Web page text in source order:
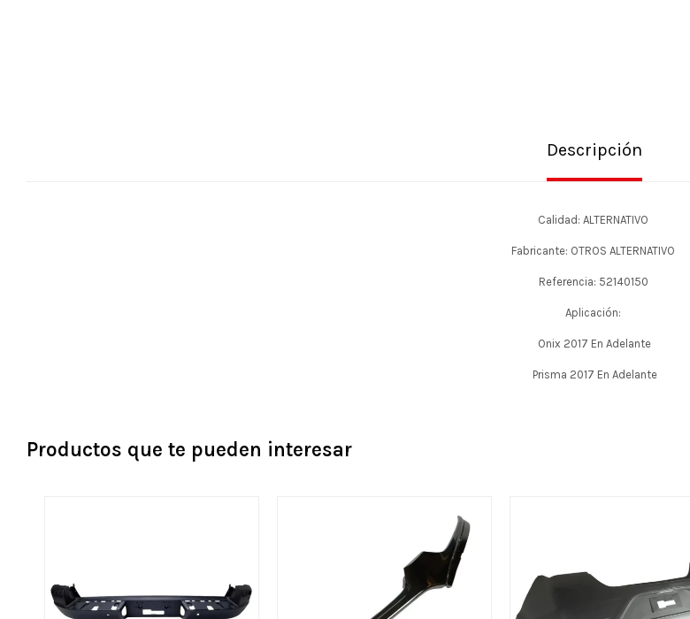
Descripción
Calidad: ALTERNATIVO
Fabricante: OTROS ALTERNATIVO
Referencia: 52140150
Aplicación:
Onix 2017 En Adelante
Prisma 2017 En Adelante
Productos que te pueden interesar